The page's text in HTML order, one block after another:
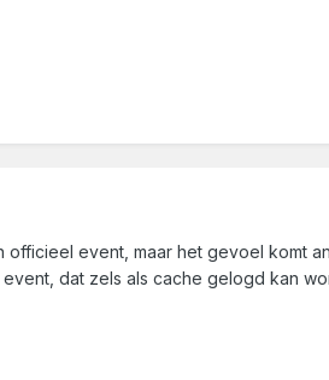
event, maar het gevoel komt
dat zels als cache gelogd kan